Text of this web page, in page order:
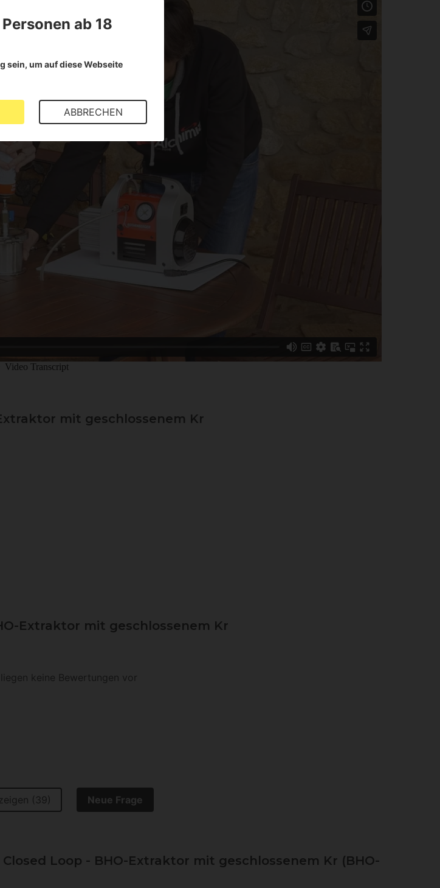
mit geschlossenem Kr
Extraktor mit geschlossenem Kr
keine Bewertungen vor
(39) Neue Frage
Loop - BHO-Extraktor mit geschlossenem Kr (BHO-
ab 18
sein, um auf diese Webseite
ABBRECHEN